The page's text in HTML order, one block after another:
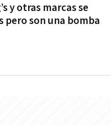
y otras marcas se
son una bomba